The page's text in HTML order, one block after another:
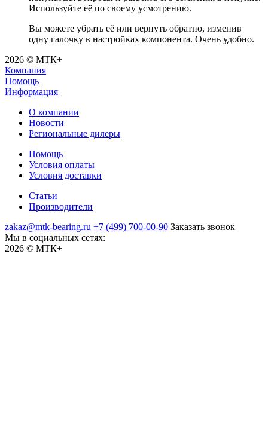
Используйте её по своему усмотрению.
Вы можете убрать её или вернуть обратно, изменив
одну галочку в настройках компонента. Очень удобно.
2026 © МТК+
Компания
Помощь
Информация
О компании
Новости
Региональные дилеры
Помощь
Условия оплаты
Условия доставки
Статьи
Производители
zakaz@mtk-bearing.ru +7 (499) 700-00-90 Заказать звонок
Мы в социальных сетях:
2026 © МТК+